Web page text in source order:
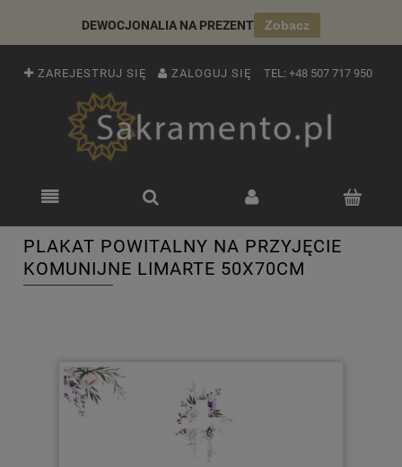
DEWOCJONALIA NA PREZENT Zobacz
ZAREJESTRUJ SIĘ ZALOGUJ SIĘ TEL: +48 507 717 950
PLAKAT POWITALNY NA PRZYJĘCIE
KOMUNIJNE LIMARTE 50X70CM